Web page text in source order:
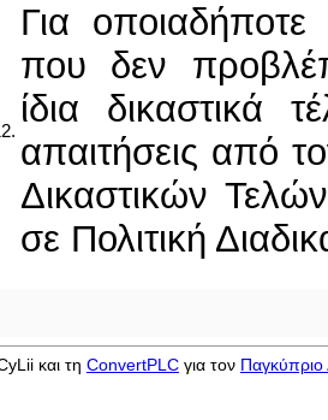
Για
που δεν
ίδια δικαστικά
απαιτήσεις από
Δικαστικών
σε Πολιτική
και τη ConvertPLCγια τον Παγκύπριο